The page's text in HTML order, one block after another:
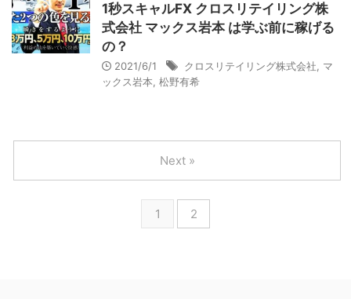
1秒スキャルFX クロスリテイリング株
式会社 マックス岩本 は学ぶ前に稼げる
の？
2021/6/1 クロスリテイリング株式会社
マ
ックス岩本 松野有希
1 2
Next »